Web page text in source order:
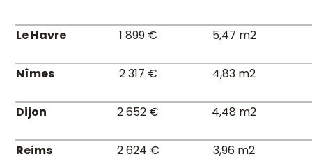
Le Havre 1 899 € 5,47 m2
Nîmes 2 317 € 4,83 m2
Dijon 2 652 € 4,48 m2
Reims 2 624 € 3,96 m2